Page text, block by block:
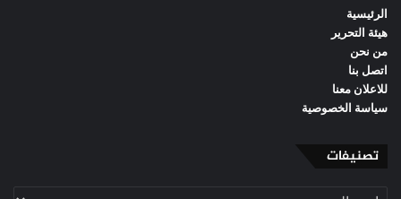
الرئيسية
هيئة التحرير
من نحن
اتصل بنا
للاعلان معنا
سياسة الخصوصية
تصنيفات
تصنيفات